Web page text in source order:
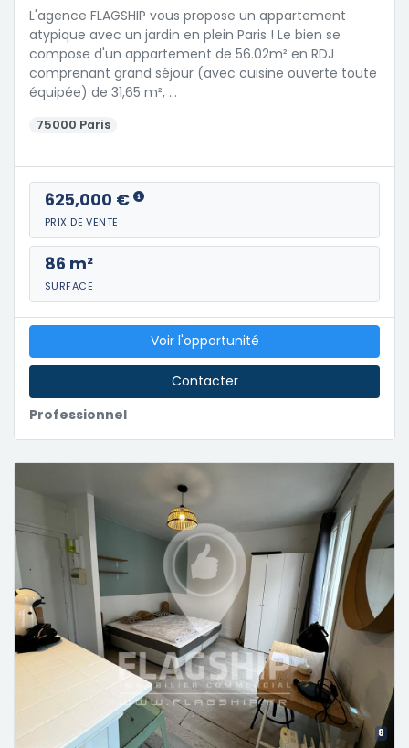
L'agence FLAGSHIP vous propose un appartement
atypique avec un jardin en plein Paris ! Le bien se
compose d'un appartement de 56.02m² en RDJ
comprenant grand séjour (avec cuisine ouverte toute
équipée) de 31,65 m², …
75000 Paris
625,000 €
PRIX DE VENTE
86 m²
SURFACE
Professionnel
Voir l'opportunité
Contacter
8